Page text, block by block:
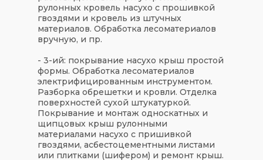
рулонных кровель насухо с прошивкой
гвоздями и кровель из штучных
материалов. Обработка лесоматериалов
вручную, и пр.
- 3-ий: покрывание насухо крыш простой
формы. Обработка лесоматериалов
электрифицированным инструментом.
Разборка обрешетки и кровли. Отделка
поверхностей сухой штукатуркой.
Покрывание и монтаж односкатных и
щипцовых крыш рулонными
материалами насухо с пришивкой
гвоздями, асбестоцементными листами
или плитками (шифером) и ремонт крыш.